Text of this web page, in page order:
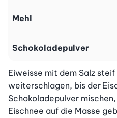
Mehl
Schokoladepulver
Eiweisse mit dem Salz
weiterschlagen, bis der
Schokoladepulver
Eischnee auf die Masse